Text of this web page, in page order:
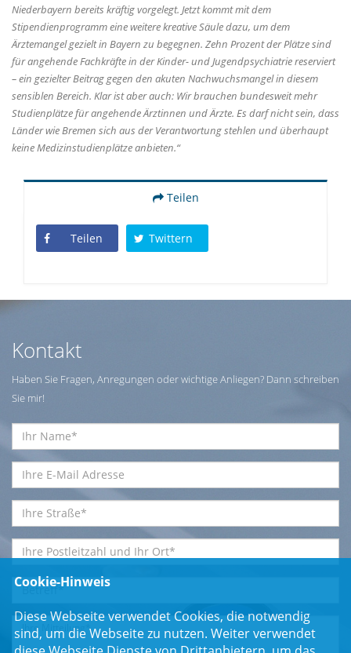
Niederbayern bereits kräftig vorgelegt. Jetzt kommt mit dem
Stipendienprogramm eine weitere kreative Säule dazu, um dem
Ärztemangel gezielt in Bayern zu begegnen. Zehn Prozent der Plätze sind
für angehende Fachkräfte in der Kinder- und Jugendpsychiatrie reserviert
– ein gezielter Beitrag gegen den akuten Nachwuchsmangel in diesem
sensiblen Bereich. Klar ist aber auch: Wir brauchen bundesweit mehr
Studienplätze für angehende Ärztinnen und Ärzte. Es darf nicht sein, dass
Länder wie Bremen sich aus der Verantwortung stehlen und überhaupt
keine Medizinstudienplätze anbieten.“
Teilen
Teilen Twittern
Kontakt
Haben Sie Fragen, Anregungen oder wichtige Anliegen? Dann schreiben
Sie mir!
Cookie-Hinweis
Diese Webseite verwendet Cookies, die notwendig
sind, um die Webseite zu nutzen. Weiter verwendet